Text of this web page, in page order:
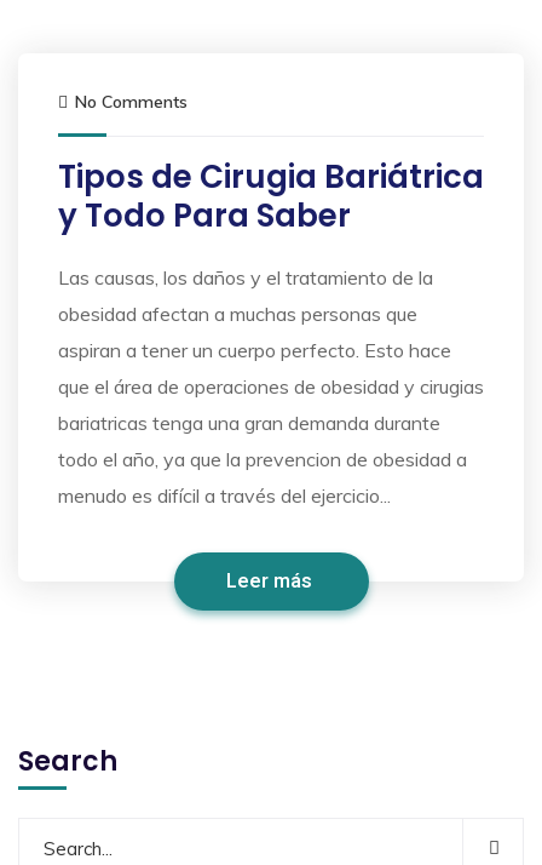
No Comments
Tipos de Cirugia Bariátrica
y Todo Para Saber
Las causas, los daños y el tratamiento de la
obesidad afectan a muchas personas que
aspiran a tener un cuerpo perfecto. Esto hace
que el área de operaciones de obesidad y cirugias
bariatricas tenga una gran demanda durante
todo el año, ya que la prevencion de obesidad a
menudo es difícil a través del ejercicio...
Leer más
Search